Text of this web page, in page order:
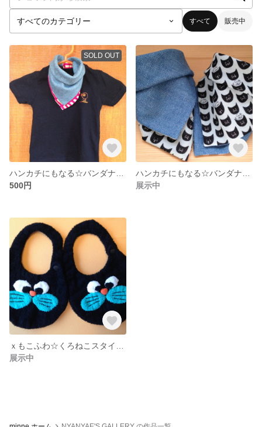
すべて 販売中
SOLD OUT
500円
展示中
展示中